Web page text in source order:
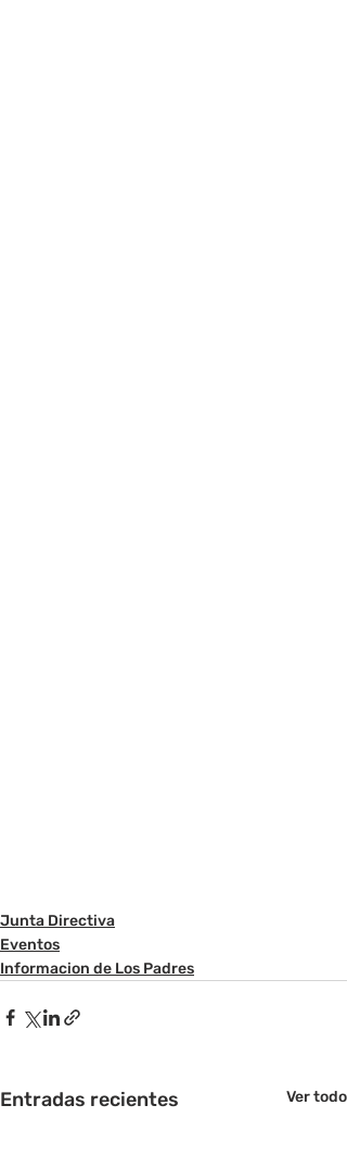
Junta Directiva
Eventos
Informacion de Los Padres
Entradas recientes Ver todo